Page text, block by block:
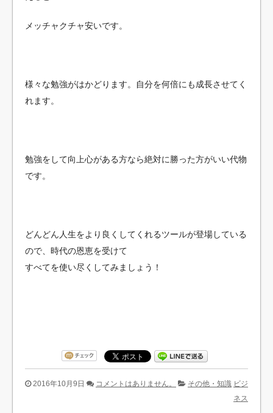
メッチャクチャ安いです。
様々な勉強がはかどります。自分を何倍にも成長させてく
れます。
勉強をして向上心がある方なら絶対に勝った方がいい代物
です。
どんどん人生をより良くしてくれるツールが登場している
ので、時代の恩恵を受けて
すべてを使い尽くしてみましょう！
2016年10月9日 コメントはありません。 その他・知識 ビジ
ネス